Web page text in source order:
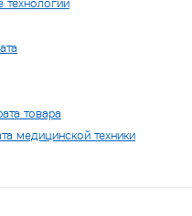
товара
медицинской техники